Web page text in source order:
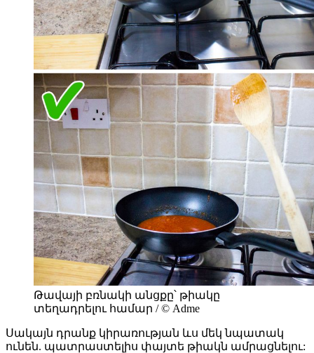
Թավայի բռնակի անցքը՝ թիակը
տեղադրելու համար / © Adme
Սակայն դրանք կիրառության ևս մեկ նպատակ
ունեն. պատրաստելիս փայտե թիակն ամրացնելու: